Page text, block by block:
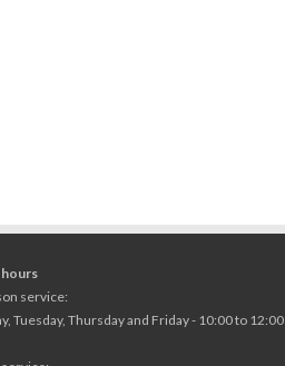
service:
Tuesday, Thursday and Friday - 10:00 to 12:00